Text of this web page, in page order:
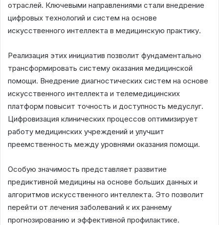
отраслей. Ключевыми направлениями стали внедрение
цифровых технологий и систем на основе
искусственного интеллекта в медицинскую практику.
Реализация этих инициатив позволит фундаментально
трансформировать систему оказания медицинской
помощи. Внедрение диагностических систем на основе
искусственного интеллекта и телемедицинских
платформ повысит точность и доступность медуслуг.
Цифровизация клинических процессов оптимизирует
работу медицинских учреждений и улучшит
преемственность между уровнями оказания помощи.
Особую значимость представляет развитие
предиктивной медицины на основе больших данных и
алгоритмов искусственного интеллекта. Это позволит
перейти от лечения заболеваний к их раннему
прогнозированию и эффективной профилактике.